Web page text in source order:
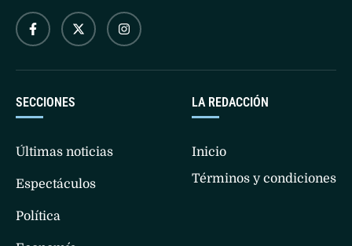
LA REDACCIÓN
Inicio
Términos y condiciones
SECCIONES
Últimas noticias
Espectáculos
Política